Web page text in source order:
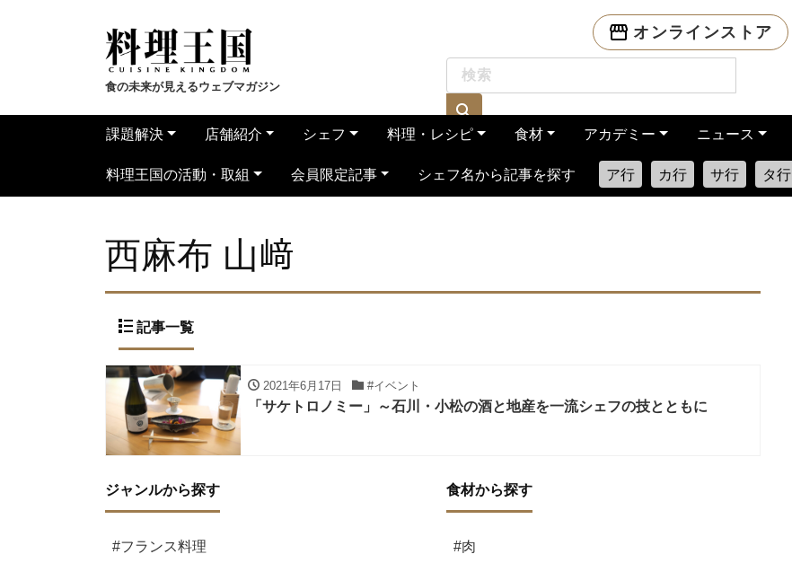
食の未来が見えるウェブマガジン
オンラインストア
課題解決 店舗紹介 シェフ 料理・レシピ 食材 アカデミー ニュース
料理王国の活動・取組 会員限定記事 シェフ名から記事を探す ア行 カ行 サ行 タ行
西麻布 山﨑
記事一覧
2021年6月17日 #イベント
「サケトロノミー」～石川・小松の酒と地産を一流シェフの技とともに
ジャンルから探す
#フランス料理
食材から探す
#肉